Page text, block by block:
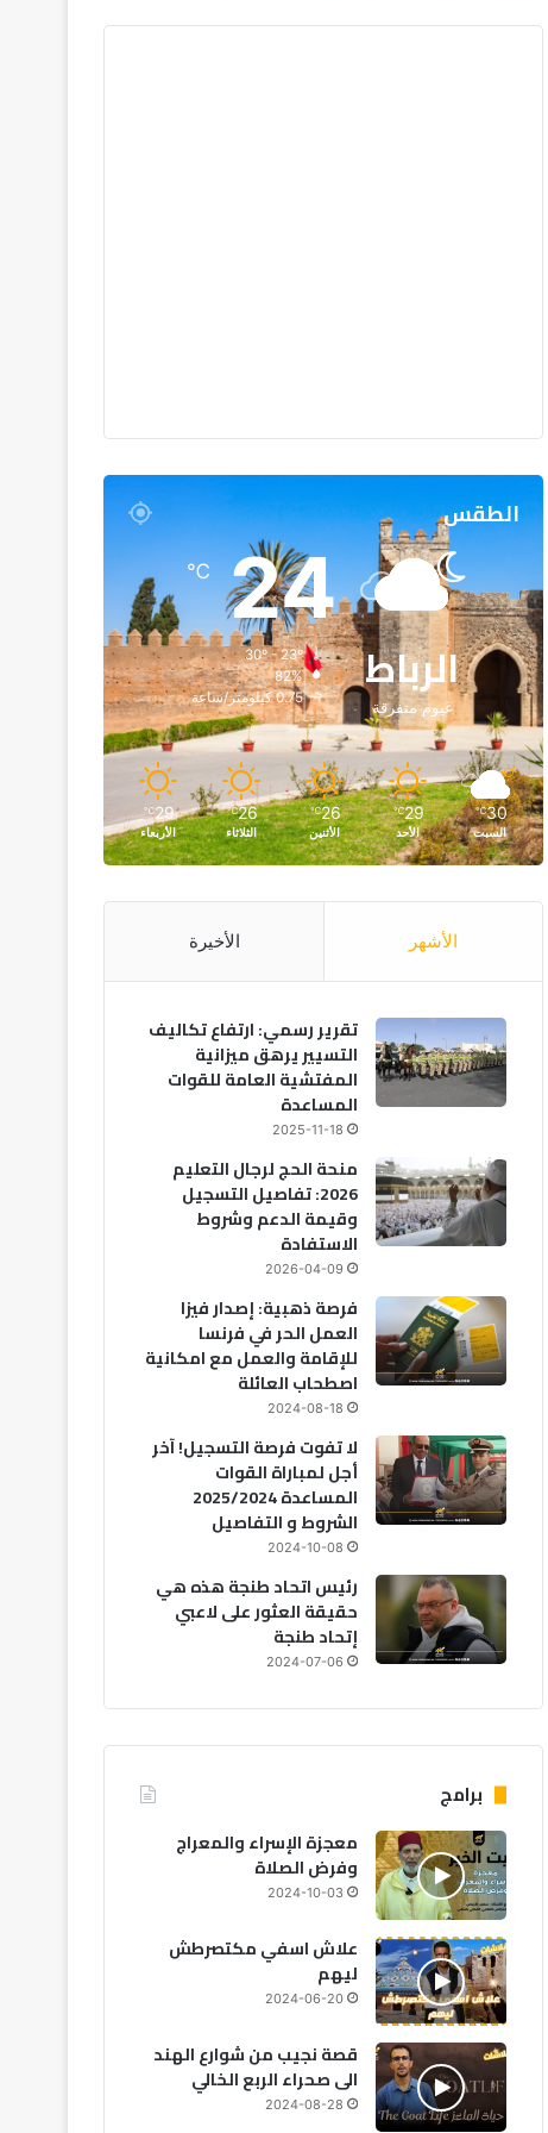
الطقس
الرباط
غيوم متفرقة
24
℃
30º - 23º
82%
0.75 كيلومتر/ساعة
30
℃
السبت
29
℃
الأحد
26
℃
الأثنين
26
℃
الثلاثاء
29
℃
الأربعاء
الأشهر الأخيرة
تقرير رسمي: ارتفاع تكاليف
التسيير يرهق ميزانية
المفتشية العامة للقوات
المساعدة
2025-11-18
منحة الحج لرجال التعليم
2026: تفاصيل التسجيل
وقيمة الدعم وشروط
الاستفادة
2026-04-09
فرصة ذهبية: إصدار فيزا
العمل الحر في فرنسا
للإقامة والعمل مع امكانية
اصطحاب العائلة
2024-08-18
لا تفوت فرصة التسجيل! آخر
أجل لمباراة القوات
المساعدة 2025/2024
الشروط و التفاصيل
2024-10-08
رئيس اتحاد طنجة هذه هي
حقيقة العثور على لاعبي
إتحاد طنجة
2024-07-06
برامج
معجزة الإسراء والمعراج
وفرض الصلاة
2024-10-03
علاش اسفي مكتصرطش
ليهم
2024-06-20
قصة نجيب من شوارع الهند
الى صحراء الربع الخالي
2024-08-28